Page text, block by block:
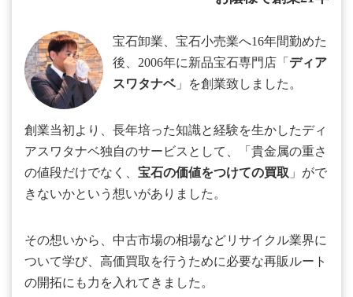
宝石卸業、宝石小売業へ16年間勤めた
後、2006年に新品宝石専門店「 ディア
スワタナベ」を創業致しました。
創業当初より、長年培った知識と経験を生かしたディ
アスワタナベ独自のサービスとして、「貴金属の重さ
の値段だけでなく、 宝石の価値をつけての買取 」がで
きないかという想いがありました。
その想いから、中古市場の相場などリサイクル業界に
ついて学び、高価買取を行うために必要な再販ルート
の開拓にも力を入れてきました。